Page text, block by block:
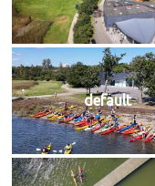
default